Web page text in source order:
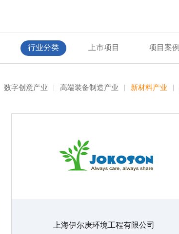
行业分类 上市项目 项目案例
数字创意产业 高端装备制造产业 新材料产业
上海伊尔庚环境工程有限公司